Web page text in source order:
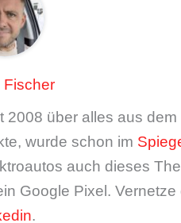
Fischer
2008 über alles aus
wurde schon im
auch dieses
Google Pixel. Vernetze
.